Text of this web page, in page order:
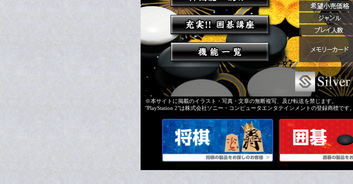
※本サイトに掲載のイラスト・写真・文章の無断複写、及び転送を禁じます。
"PlayStation 2"は株式会社ソニー・コンピュータエンタテインメントの登録商標です。